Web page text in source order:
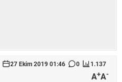
27 Ekim 2019 01:46 0 1.137
A+A-